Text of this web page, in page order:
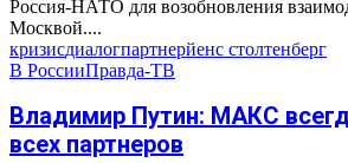
Россия-НАТО для возобновления
Москвой....
кризисдиалогпартнерйенс столтенберг
В РоссииПравда-ТВ
Владимир Путин: МАКС
всех партнеров